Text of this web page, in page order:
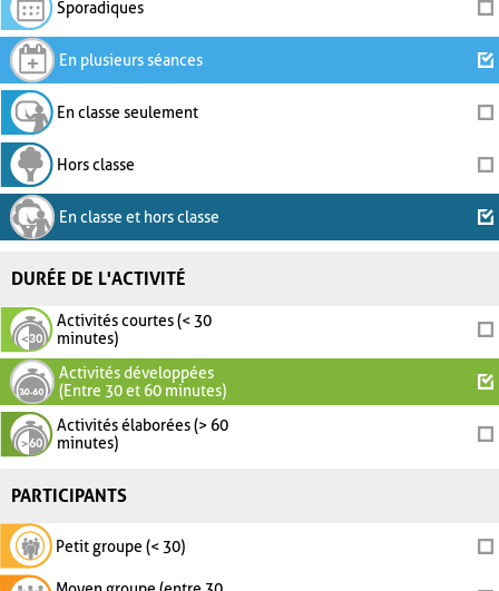
Sporadiques
En plusieurs séances
En classe seulement
Hors classe
En classe et hors classe
DURÉE DE L'ACTIVITÉ
Activités courtes (< 30
minutes)
Activités développées
(Entre 30 et 60 minutes)
Activités élaborées (> 60
minutes)
PARTICIPANTS
Petit groupe (< 30)